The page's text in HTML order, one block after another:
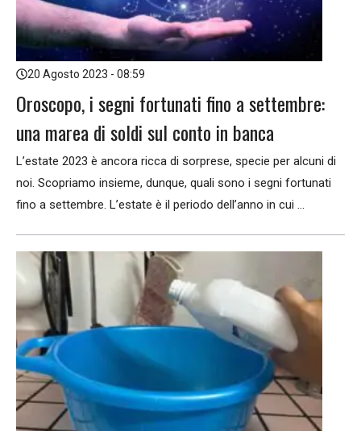
20 Agosto 2023 - 08:59
Oroscopo, i segni fortunati fino a settembre:
una marea di soldi sul conto in banca
L’estate 2023 è ancora ricca di sorprese, specie per alcuni di
noi. Scopriamo insieme, dunque, quali sono i segni fortunati
fino a settembre. L’estate è il periodo dell’anno in cui ...